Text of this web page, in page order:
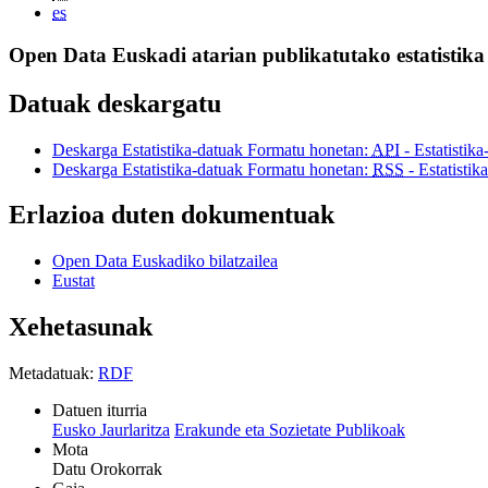
es
Open Data Euskadi atarian publikatutako
Datuak deskargatu
Deskarga Estatistika-datuak Formatu honetan: API -
Deskarga Estatistika-datuak Formatu honetan: RSS -
Erlazioa duten dokumentuak
Open Data Euskadiko bilatzailea
Eustat
Xehetasunak
Metadatuak: RDF
Datuen iturria
Eusko Jaurlaritza Erakunde eta Sozietate Publikoak
Mota
Datu Orokorrak